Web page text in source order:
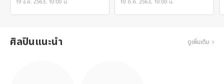
19 ธ.ค. 2563, 10:00 น. 10 ต.ค. 2563, 10:00 น.
ศิลปินแนะนำ ดูเพิ่มเติม